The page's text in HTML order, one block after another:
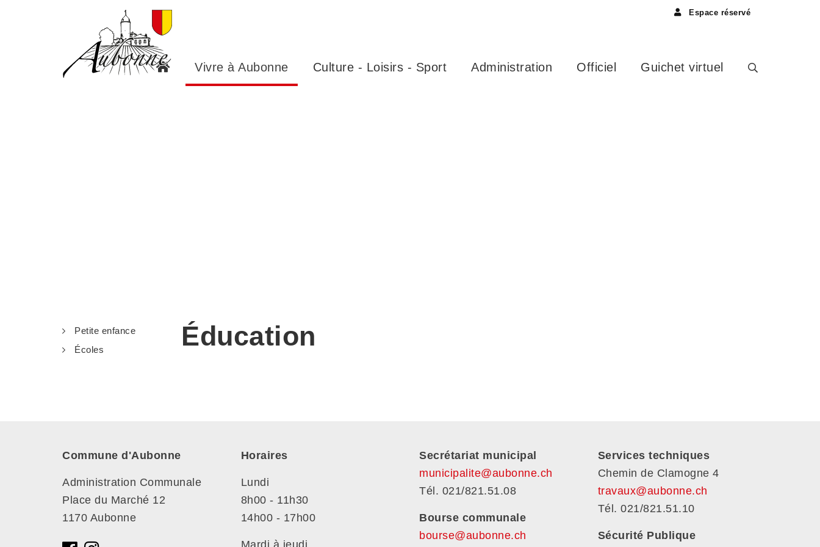
Espace réservé
Vivre à Aubonne Culture - Loisirs - Sport Administration Officiel Guichet virtuel
Petite enfance
Écoles
Éducation
Commune d'Aubonne
Administration Communale
Place du Marché 12
1170 Aubonne
Horaires
Lundi
8h00 - 11h30
14h00 - 17h00
Mardi à jeudi
Secrétariat municipal
municipalite@aubonne.ch
Tél. 021/821.51.08
Bourse communale
bourse@aubonne.ch
Services techniques
Chemin de Clamogne 4
travaux@aubonne.ch
Tél. 021/821.51.10
Sécurité Publique